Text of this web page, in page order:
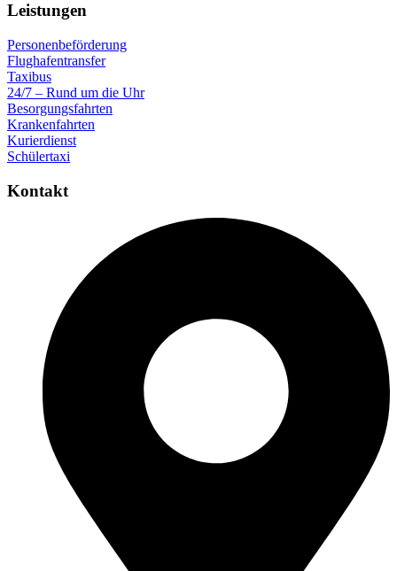
Leistungen
Personenbeförderung
Flughafentransfer
Taxibus
24/7 – Rund um die Uhr
Besorgungsfahrten
Krankenfahrten
Kurierdienst
Schülertaxi
Kontakt